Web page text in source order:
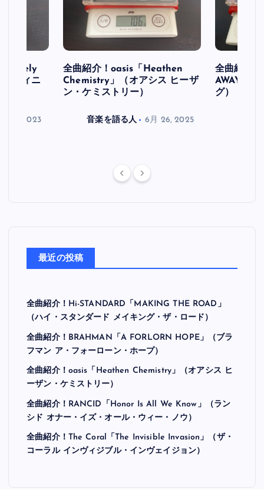
フィニ
30, 2023
全曲紹介！oasis「Heathen
Chemistry」（オアシス ヒーザ
ン・ケミストリー）
音楽を語る人 6月 26, 2025
全曲紹介
AWAY」
グ）
最近の投稿
全曲紹介！Hi-STANDARD「MAKING THE ROAD」
（ハイ・スタンダード メイキング・ザ・ロード）
全曲紹介！BRAHMAN「A FORLORN HOPE」（ブラ
フマン ア・フォーローン・ホープ）
全曲紹介！oasis「Heathen Chemistry」（オアシス ヒ
ーザン・ケミストリー）
全曲紹介！RANCID「Honor Is All We Know」（ラン
シド オナー・イズ・オール・ウィー・ノウ）
全曲紹介！The Coral「The Invisible Invasion」（ザ・
コーラル インヴィジブル・インヴェイジョン）